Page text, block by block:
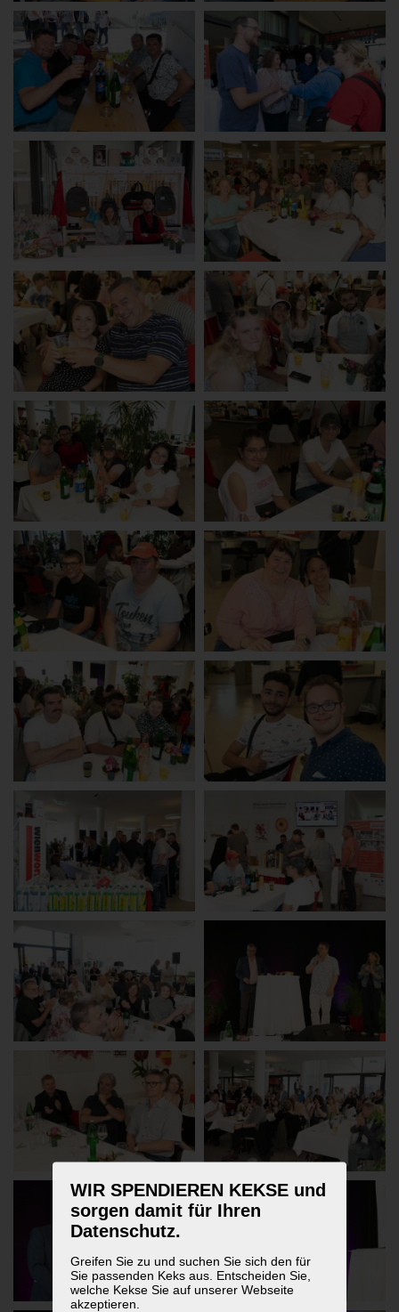
WIR SPENDIEREN KEKSE und
sorgen damit für Ihren
Datenschutz.
Greifen Sie zu und suchen Sie sich den für
Sie passenden Keks aus. Entscheiden Sie,
welche Kekse Sie auf unserer Webseite
akzeptieren.